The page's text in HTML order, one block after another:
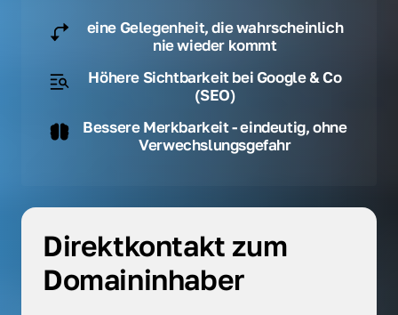
eine Gelegenheit, die wahrscheinlich
nie wieder kommt
Höhere Sichtbarkeit bei Google & Co
(SEO)
Bessere Merkbarkeit - eindeutig, ohne
Verwechslungsgefahr
Direktkontakt zum
Domaininhaber